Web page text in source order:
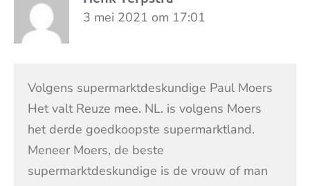
3 mei 2021 om 17:01
Volgens supermarktdeskundige Paul Moers
Het valt Reuze mee. NL. is volgens Moers
het derde goedkoopste supermarktland.
Meneer Moers, de beste
supermarktdeskundige is de vrouw of man